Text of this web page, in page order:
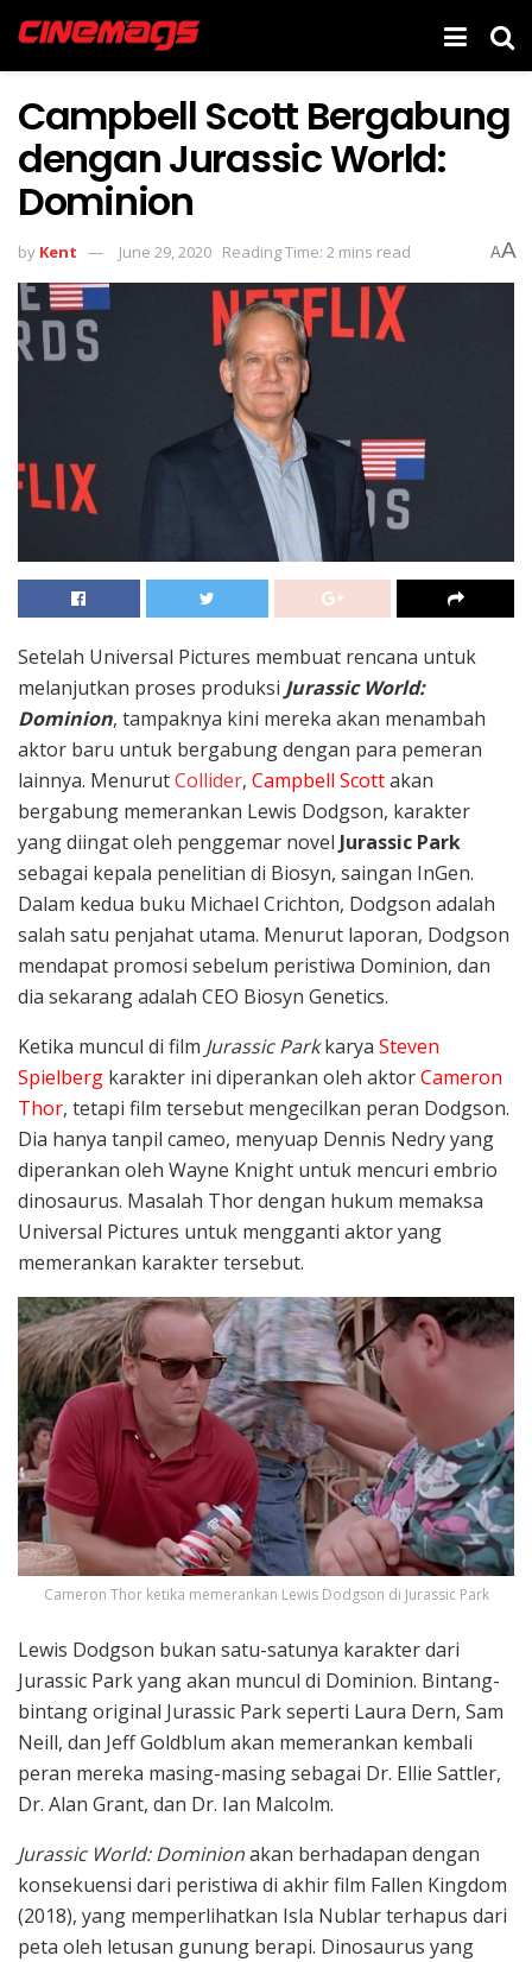
Campbell Scott Bergabung
dengan Jurassic World:
Dominion
by Kent June 29, 2020 Reading Time: 2 mins read AA
Setelah Universal Pictures membuat rencana untuk
melanjutkan proses produksi Jurassic World:
Dominion, tampaknya kini mereka akan menambah
aktor baru untuk bergabung dengan para pemeran
lainnya. MenurutCollider, Campbell Scottakan
bergabung memerankan Lewis Dodgson, karakter
yang diingat oleh penggemar novel Jurassic Park
sebagai kepala penelitian di Biosyn, saingan InGen.
Dalam kedua buku Michael Crichton, Dodgson adalah
salah satu penjahat utama. Menurut laporan, Dodgson
mendapat promosi sebelum peristiwa Dominion, dan
dia sekarang adalah CEO Biosyn Genetics.
Ketika muncul di film Jurassic Parkkarya Steven
Spielberg karakter ini diperankan oleh aktorCameron
Thor, tetapi film tersebut mengecilkan peran Dodgson.
Dia hanya tanpil cameo, menyuap Dennis Nedry yang
diperankan oleh Wayne Knight untuk mencuri embrio
dinosaurus. Masalah Thor dengan hukum memaksa
Universal Pictures untuk mengganti aktor yang
memerankan karakter tersebut.
Cameron Thor ketika memerankan Lewis Dodgson di Jurassic Park
Lewis Dodgson bukan satu-satunya karakter dari
Jurassic Park yang akan muncul di Dominion. Bintang-
bintang original Jurassic Park seperti Laura Dern, Sam
Neill, dan Jeff Goldblum akan memerankan kembali
peran mereka masing-masing sebagai Dr. Ellie Sattler,
Dr. Alan Grant, dan Dr. Ian Malcolm.
Jurassic World: Dominionakan berhadapan dengan
konsekuensi dari peristiwa di akhir film Fallen Kingdom
(2018), yang memperlihatkan Isla Nublar terhapus dari
peta oleh letusan gunung berapi. Dinosaurus yang